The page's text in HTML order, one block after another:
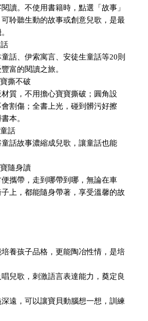
讀。不使用書籍時，點選「故事」
聆聽生動的故事或創意兒歌，是最
話、伊索寓言、安徒生童話等20則
富的閱讀之旅。
撕不破
質，不用擔心寶寶撕破；圓角設
割傷；全書上光，碰到髒污好擦
本。
話
話故事濃縮成兒歌，讓童話也能
隨身讀
攜帶，走到哪帶到哪，無論在車
子上，都能隨身帶著，享受溫馨的故
養孩子品格，更能陶冶性情，是培
兒歌，刺激語言表達能力，奠定良
遠，可以讓寶貝動腦想一想，訓練